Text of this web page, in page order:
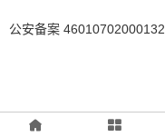
公安备案 46010702000132